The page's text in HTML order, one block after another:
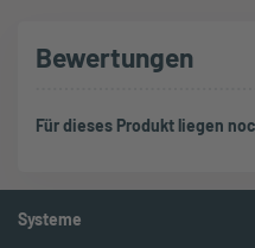
Bewertungen
Für dieses Produkt liegen
Systeme